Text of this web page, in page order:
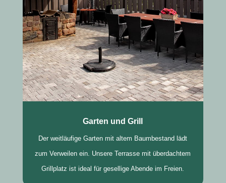
Garten und Grill
Der weitläufige Garten mit altem Baumbestand lädt
zum Verweilen ein. Unsere Terrasse mit überdachtem
Grillplatz ist ideal für gesellige Abende im Freien.